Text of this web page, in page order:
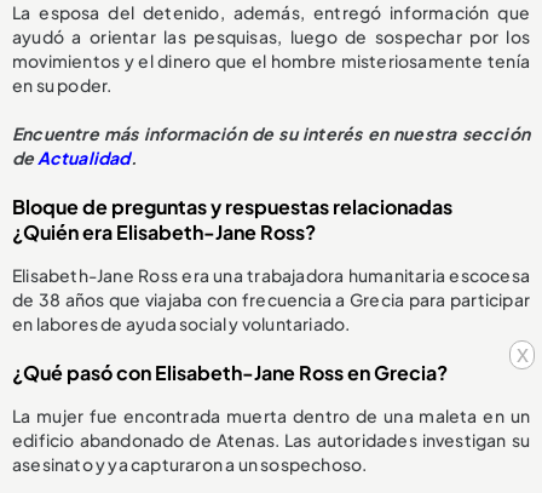
x
La esposa del detenido, además, entregó información que
ayudó a orientar las pesquisas, luego de sospechar por los
movimientos y el dinero que el hombre misteriosamente tenía
en su poder.
Encuentre más información de su interés en nuestra sección
deActualidad.
Bloque de preguntas y respuestas relacionadas
¿Quién era Elisabeth-Jane Ross?
Elisabeth-Jane Ross era una trabajadora humanitaria escocesa
de 38 años que viajaba con frecuencia a Grecia para participar
en labores de ayuda social y voluntariado.
¿Qué pasó con Elisabeth-Jane Ross en Grecia?
La mujer fue encontrada muerta dentro de una maleta en un
edificio abandonado de Atenas. Las autoridades investigan su
asesinato y ya capturaron a un sospechoso.